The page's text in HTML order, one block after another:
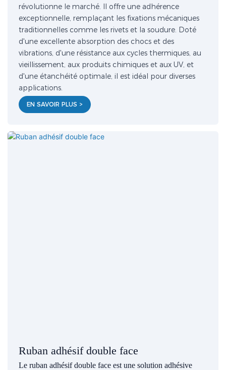
révolutionne le marché. Il offre une adhérence
exceptionnelle, remplaçant les fixations mécaniques
traditionnelles comme les rivets et la soudure. Doté
d'une excellente absorption des chocs et des
vibrations, d'une résistance aux cycles thermiques, au
vieillissement, aux produits chimiques et aux UV, et
d'une étanchéité optimale, il est idéal pour diverses
applications.
EN SAVOIR PLUS >
Ruban adhésif double face
Le ruban adhésif double face est une solution adhésive